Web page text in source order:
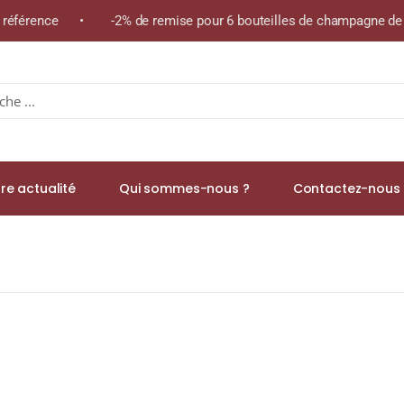
• -2% de remise pour 6 bouteilles de champagne de la
actualité Qui sommes-nous ? Contactez-nous